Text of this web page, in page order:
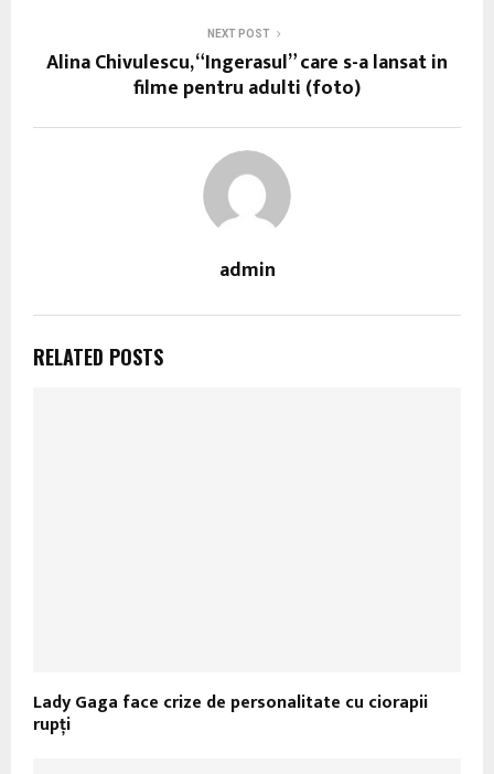
NEXT POST
Alina Chivulescu, “Ingerasul” care s-a lansat in
filme pentru adulti (foto)
admin
RELATED POSTS
Lady Gaga face crize de personalitate cu ciorapii
rupţi